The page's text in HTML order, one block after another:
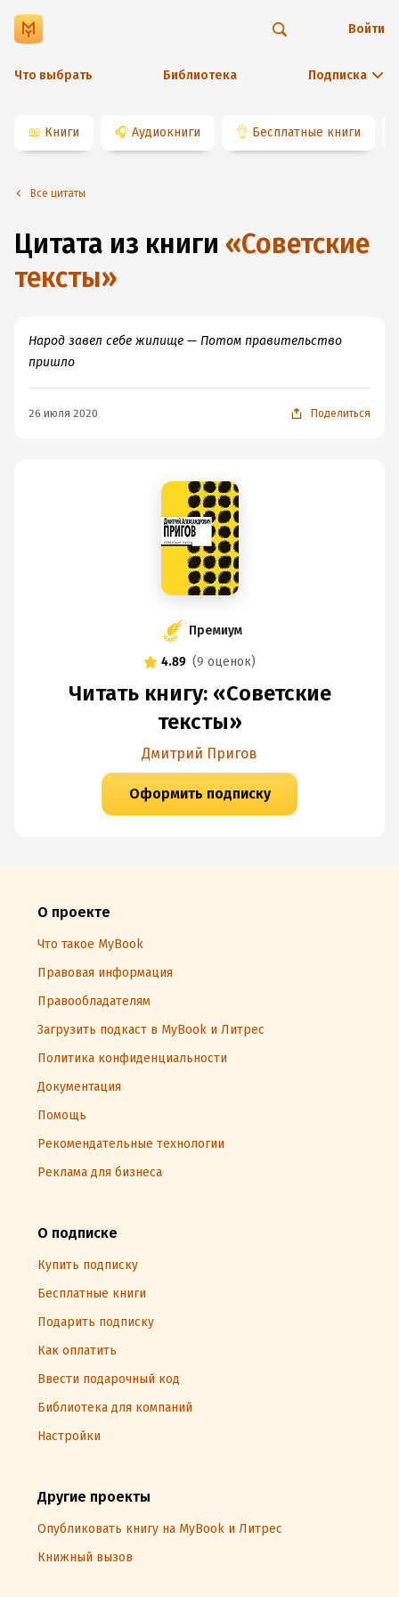
Что выбрать Библиотека Подписка
Войти
📖 Книги 🎧 Аудиокниги 👌 Бесплатные книги
Все цитаты
Цитата из книги «Советские
тексты»
Народ завел себе жилище — Потом правительство
пришло
26 июля 2020 Поделиться
Премиум
4.89 (9 оценок)
Читать книгу: «Советские
тексты»
Дмитрий Пригов
Оформить подписку
О проекте
Что такое MyBook
Правовая информация
Правообладателям
Загрузить подкаст в MyBook и Литрес
Политика конфиденциальности
Документация
Помощь
Рекомендательные технологии
Реклама для бизнеса
О подписке
Купить подписку
Бесплатные книги
Подарить подписку
Как оплатить
Ввести подарочный код
Библиотека для компаний
Настройки
Другие проекты
Опубликовать книгу на MyBook и Литрес
Книжный вызов